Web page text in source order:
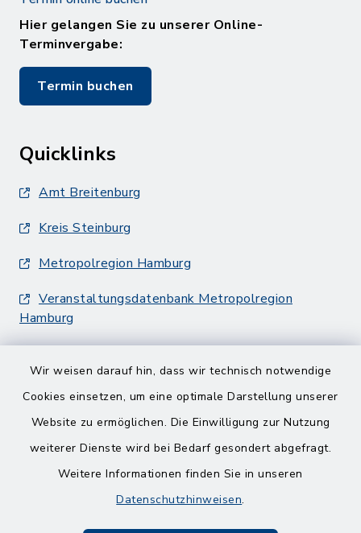
Wir weisen darauf hin, dass wir technisch notwendige
Cookies einsetzen, um eine optimale Darstellung unserer
Website zu ermöglichen. Die Einwilligung zur Nutzung
weiterer Dienste wird bei Bedarf gesondert abgefragt.
Weitere Informationen finden Sie in unseren
Datenschutzhinweisen.
Hier gelangen Sie zu unserer Online-
Terminvergabe:
Termin buchen
Quicklinks
Amt Breitenburg
Kreis Steinburg
Metropolregion Hamburg
Veranstaltungsdatenbank Metropolregion
Hamburg
Barrierefreiheit